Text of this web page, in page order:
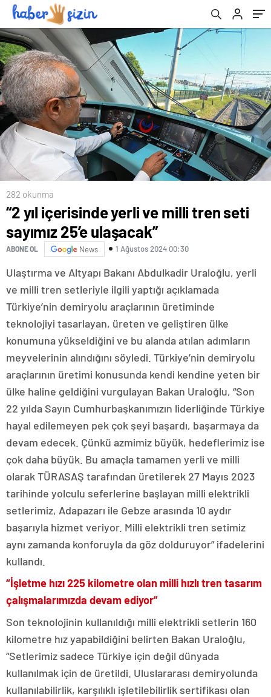
282 okunma
“2 yıl içerisinde yerli ve milli tren seti
sayımız 25’e ulaşacak”
ABONE OL News 1 Ağustos 2024 00:30
Ulaştırma ve Altyapı Bakanı Abdulkadir Uraloğlu, yerli
ve milli tren setleriyle ilgili yaptığı açıklamada
Türkiye’nin demiryolu araçlarının üretiminde
teknolojiyi tasarlayan, üreten ve geliştiren ülke
konumuna yükseldiğini ve bu alanda atılan adımların
meyvelerinin alındığını söyledi. Türkiye’nin demiryolu
araçlarının üretimi konusunda kendi kendine yeten bir
ülke haline geldiğini vurgulayan Bakan Uraloğlu, “Son
22 yılda Sayın Cumhurbaşkanımızın liderliğinde Türkiye
hayal edilemeyen pek çok şeyi başardı, başarmaya da
devam edecek. Çünkü azmimiz büyük, hedeflerimiz ise
çok daha büyük. Bu amaçla tamamen yerli ve milli
olarak TÜRASAŞ tarafından üretilerek 27 Mayıs 2023
tarihinde yolculu seferlerine başlayan milli elektrikli
setlerimiz, Adapazarı ile Gebze arasında 10 aydır
başarıyla hizmet veriyor. Milli elektrikli tren setimiz
aynı zamanda konforuyla da göz dolduruyor” ifadelerini
kullandı.
“İşletme hızı 225 kilometre olan milli hızlı tren tasarım
çalışmalarımızda devam ediyor”
Son teknolojinin kullanıldığı milli elektrikli setlerin 160
kilometre hız yapabildiğini belirten Bakan Uraloğlu,
“Setlerimiz sadece Türkiye için değil dünyada
kullanılmak için de üretildi. Uluslararası demiryolunda
kullanılabilirlik, karşılıklı işletilebilirlik sertifikası olan